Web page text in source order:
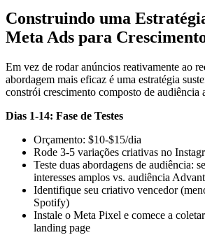
Construindo uma
Meta Ads para
Em vez de rodar anúncios reativamente ao
abordagem mais eficaz é uma estratégia
constrói crescimento composto de audiência
Dias 1-14: Fase de Testes
Orçamento: $10-$15/dia
Rode 3-5 variações criativas no
Teste duas abordagens de audiência:
interesses amplos vs. audiência
Identifique seu criativo vencedor
Spotify)
Instale o Meta Pixel e comece a
landing page